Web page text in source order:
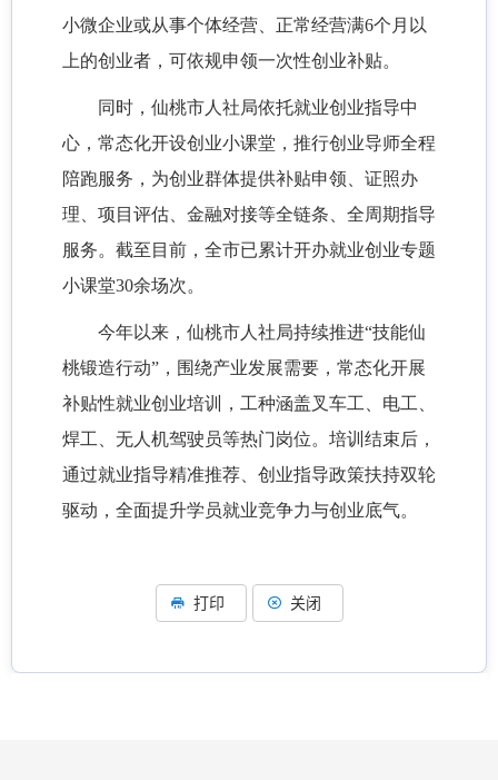
小微企业或从事个体经营、正常经营满6个月以
上的创业者，可依规申领一次性创业补贴。
同时，仙桃市人社局依托就业创业指导中
心，常态化开设创业小课堂，推行创业导师全程
陪跑服务，为创业群体提供补贴申领、证照办
理、项目评估、金融对接等全链条、全周期指导
服务。截至目前，全市已累计开办就业创业专题
小课堂30余场次。
今年以来，仙桃市人社局持续推进“技能仙
桃锻造行动”，围绕产业发展需要，常态化开展
补贴性就业创业培训，工种涵盖叉车工、电工、
焊工、无人机驾驶员等热门岗位。培训结束后，
通过就业指导精准推荐、创业指导政策扶持双轮
驱动，全面提升学员就业竞争力与创业底气。
打印 关闭